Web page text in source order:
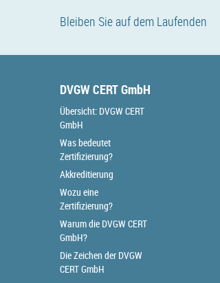
Bleiben Sie auf dem Laufenden
DVGW CERT GmbH
Übersicht: DVGW CERT
GmbH
Was bedeutet
Zertifizierung?
Akkreditierung
Wozu eine
Zertifizierung?
Warum die DVGW CERT
GmbH?
Die Zeichen der DVGW
CERT GmbH